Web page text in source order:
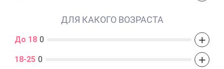
ДЛЯ КАКОГО ВОЗРАСТА
До 18 0 +
18-25 0 +